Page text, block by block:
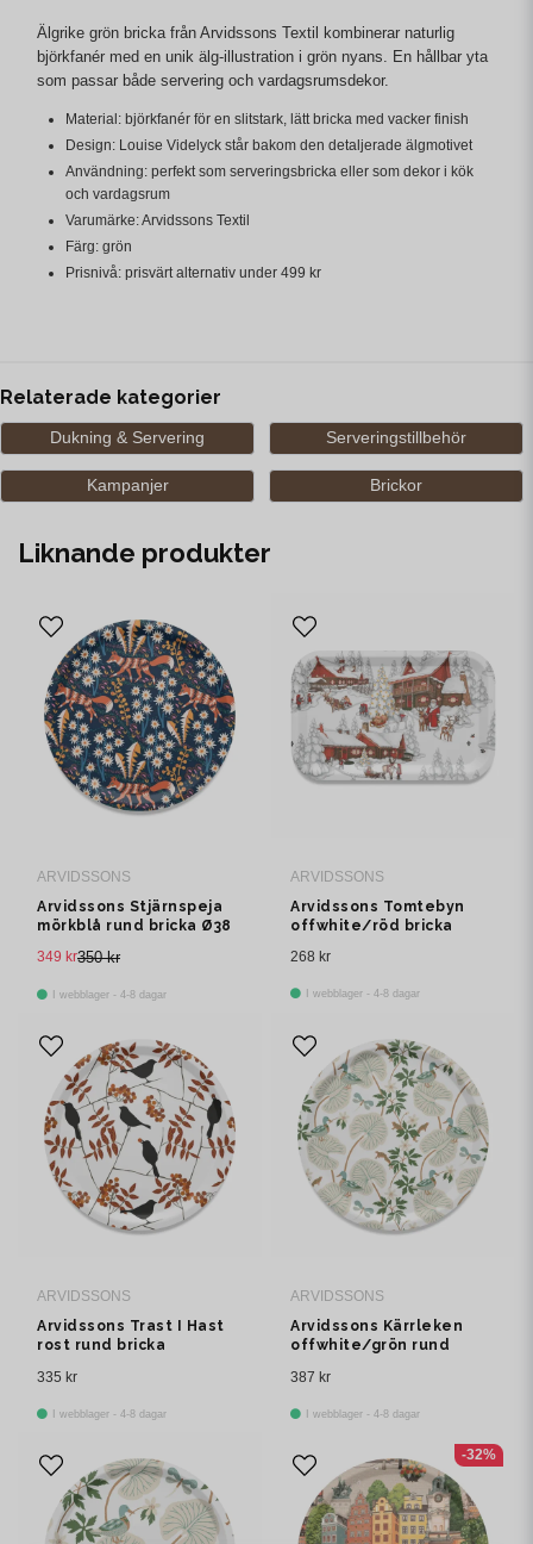
Älgrike grön bricka från Arvidssons Textil kombinerar naturlig
björkfanér med en unik älg-illustration i grön nyans. En hållbar yta
som passar både servering och vardagsrumsdekor.
Material: björkfanér för en slitstark, lätt bricka med vacker finish
Design: Louise Videlyck står bakom den detaljerade älgmotivet
Användning: perfekt som serveringsbricka eller som dekor i kök
och vardagsrum
Varumärke: Arvidssons Textil
Färg: grön
Prisnivå: prisvärt alternativ under 499 kr
Relaterade kategorier
Dukning & Servering Serveringstillbehör
Kampanjer Brickor
Liknande produkter
ARVIDSSONS
Arvidssons Stjärnspeja
mörkblå rund bricka Ø38
350 kr
349 kr
I webblager - 4-8 dagar
ARVIDSSONS
Arvidssons Tomtebyn
offwhite/röd bricka
268 kr
I webblager - 4-8 dagar
ARVIDSSONS
Arvidssons Trast I Hast
rost rund bricka
335 kr
I webblager - 4-8 dagar
ARVIDSSONS
Arvidssons Kärrleken
offwhite/grön rund
387 kr
I webblager - 4-8 dagar
-32%